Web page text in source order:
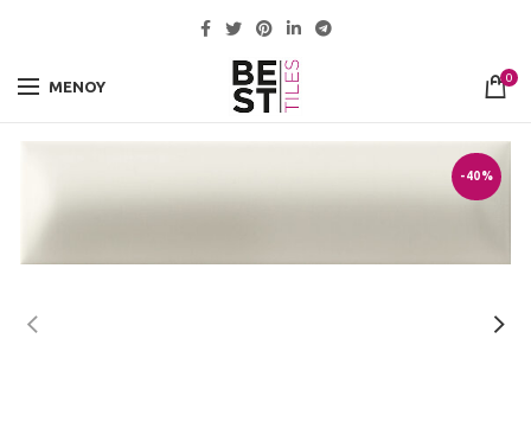
ΜΕΝΟΎ 0
-40%